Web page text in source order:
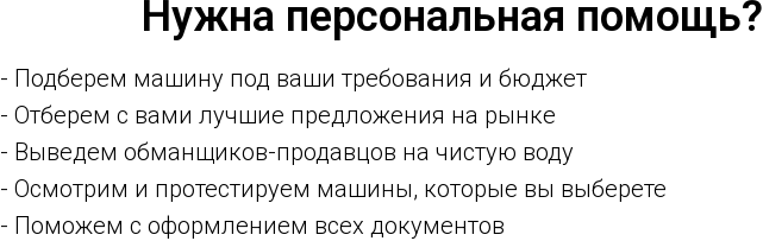
Нужна персональная помощь?
- Подберем машину под ваши требования и бюджет
- Отберем с вами лучшие предложения на рынке
- Выведем обманщиков-продавцов на чистую воду
- Осмотрим и протестируем машины, которые вы выберете
- Поможем с оформлением всех документов